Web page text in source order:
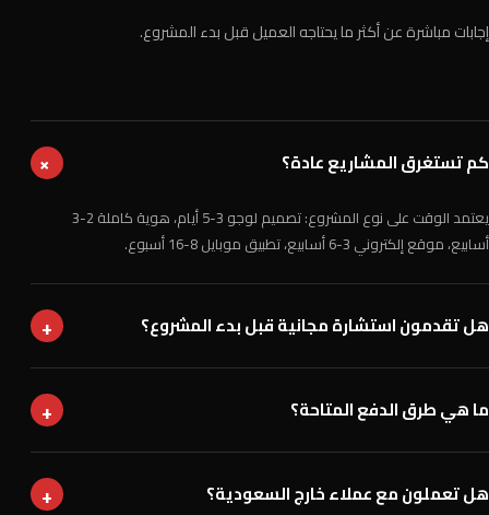
إجابات مباشرة عن أكثر ما يحتاجه العميل قبل بدء المشروع.
كم تستغرق المشاريع عادة؟ +
يعتمد الوقت على نوع المشروع: تصميم لوجو 3-5 أيام، هوية كاملة 2-3
أسابيع، موقع إلكتروني 3-6 أسابيع، تطبيق موبايل 8-16 أسبوع.
هل تقدمون استشارة مجانية قبل بدء المشروع؟ +
ما هي طرق الدفع المتاحة؟ +
هل تعملون مع عملاء خارج السعودية؟ +